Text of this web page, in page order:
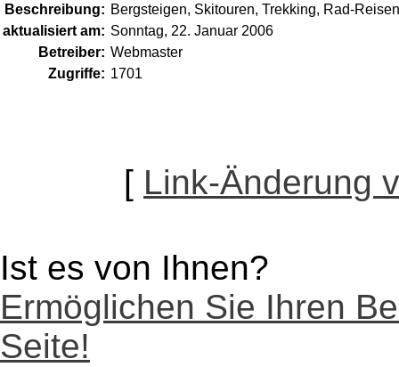
Beschreibung: Bergsteigen, Skitouren, Trekking, Rad-
aktualisiert am: Sonntag, 22. Januar 2006
Betreiber: Webmaster
Zugriffe: 1701
[ Link-Änderung
Ist es von Ihnen?
Ermöglichen Sie Ihren
Seite!